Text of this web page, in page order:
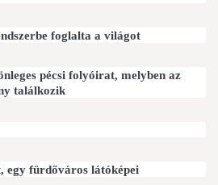
foglalta a világot
pécsi folyóirat, melyben az
találkozik
egy fürdőváros látóképei